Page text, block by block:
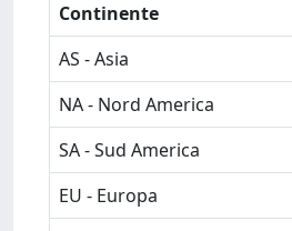
Continente
AS - Asia
NA - Nord America
SA - Sud America
EU - Europa